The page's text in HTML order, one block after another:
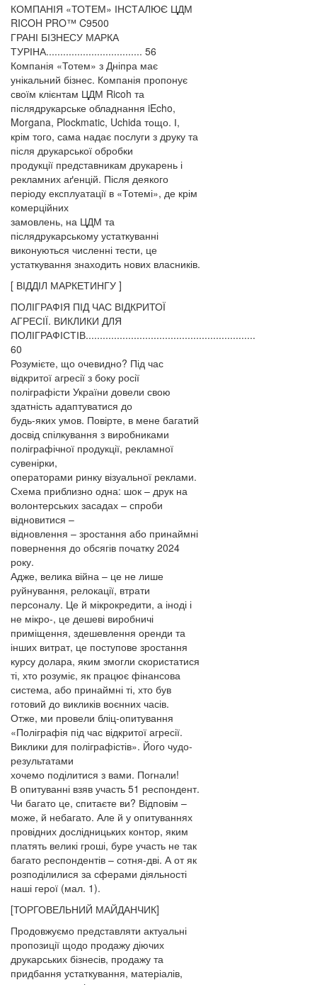
КОМПАНІЯ «ТОТЕМ» ІНСТАЛЮЄ ЦДМ
RICOH PRO™ C9500
ГРАНІ БІЗНЕСУ МАРКА
ТУРІНА.................................. 56
Компанія «Тотем» з Дніпра має
унікальний бізнес. Компанія пропонує
своїм клієнтам ЦДМ Ricoh та
післядрукарське обладнання iEcho,
Morgana, Plockmatic, Uchida тощо. І,
крім того, сама надає послуги з друку та
після друкарської обробки
продукції представникам друкарень і
рекламних аґенцій. Після деякого
періоду експлуатації в «Тотемі», де крім
комерційних
замовлень, на ЦДМ та
післядрукарському устаткуванні
виконуються численні тести, це
устаткування знаходить нових власників.
[ ВІДДІЛ МАРКЕТИНГУ ]
ПОЛІГРАФІЯ ПІД ЧАС ВІДКРИТОЇ
АГРЕСІЇ. ВИКЛИКИ ДЛЯ
ПОЛІГРАФІСТІВ............................................................
60
Розумієте, що очевидно? Під час
відкритої агресії з боку росії
поліграфісти України довели свою
здатність адаптуватися до
будь-яких умов. Повірте, в мене багатий
досвід спілкування з виробниками
поліграфічної продукції, рекламної
сувенірки,
операторами ринку візуальної реклами.
Схема приблизно одна: шок – друк на
волонтерських засадах – спроби
відновитися –
відновлення – зростання або принаймні
повернення до обсягів початку 2024
року.
Адже, велика війна – це не лише
руйнування, релокації, втрати
персоналу. Це й мікрокредити, а іноді і
не мікро-, це дешеві виробничі
приміщення, здешевлення оренди та
інших витрат, це поступове зростання
курсу долара, яким змогли скористатися
ті, хто розуміє, як працює фінансова
система, або принаймні ті, хто був
готовий до викликів воєнних часів.
Отже, ми провели бліц-опитування
«Поліграфія під час відкритої агресії.
Виклики для поліграфістів». Його чудо-
результатами
хочемо поділитися з вами. Погнали!
В опитуванні взяв участь 51 респондент.
Чи багато це, спитаєте ви? Відповім –
може, й небагато. Але й у опитуваннях
провідних дослідницьких контор, яким
платять великі гроші, буре участь не так
багато респондентів – сотня-дві. А от як
розподілилися за сферами діяльності
наші герої (мал. 1).
[ТОРГОВЕЛЬНИЙ МАЙДАНЧИК]
Продовжуємо представляти актуальні
пропозиції щодо продажу діючих
друкарських бізнесів, продажу та
придбання устаткування, матеріалів,